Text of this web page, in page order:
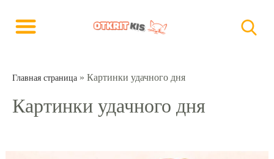
Главная страница » Картинки удачного дня
Картинки удачного дня